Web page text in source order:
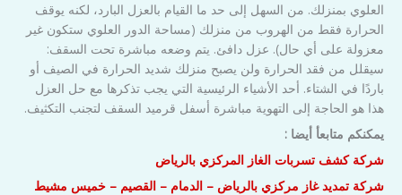
العلوي بمنزلك. من السهل إلى حد ما القيام بالعزل البارد، لكنه يوقف
الحرارة فقط من الهروب من منزلك (مساحة الدور العلوي ستكون غير
معزولة على أي حال). عزل دافئ. يتم وضعه مباشرة تحت السقف:
سيقلل من فقد الحرارة ولن يصبح منزلك شديد الحرارة في الصيف أو
باردًا في الشتاء. أحد الأشياء الرئيسية التي يجب تذكرها مع حل العزل
هذا هو الحاجة إلى التهوية مباشرة أسفل قرميد السقف لتجنب التكثيف.
يمكنكم متابعأ أيضا :
شركة كشف تسربات الغاز المركزي بالرياض
شركة تمديد غاز مركزي بالرياض – الدمام – القصيم – خميس مشيط